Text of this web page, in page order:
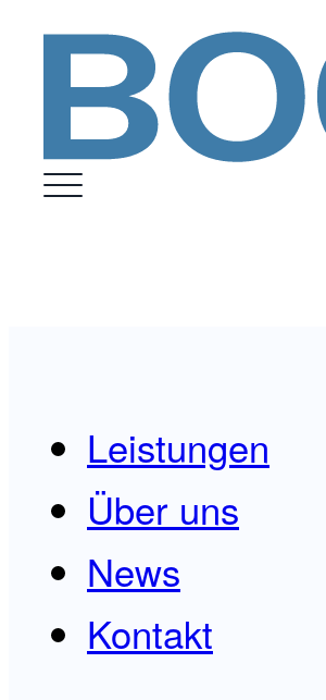
Leistungen
Über uns
News
Kontakt